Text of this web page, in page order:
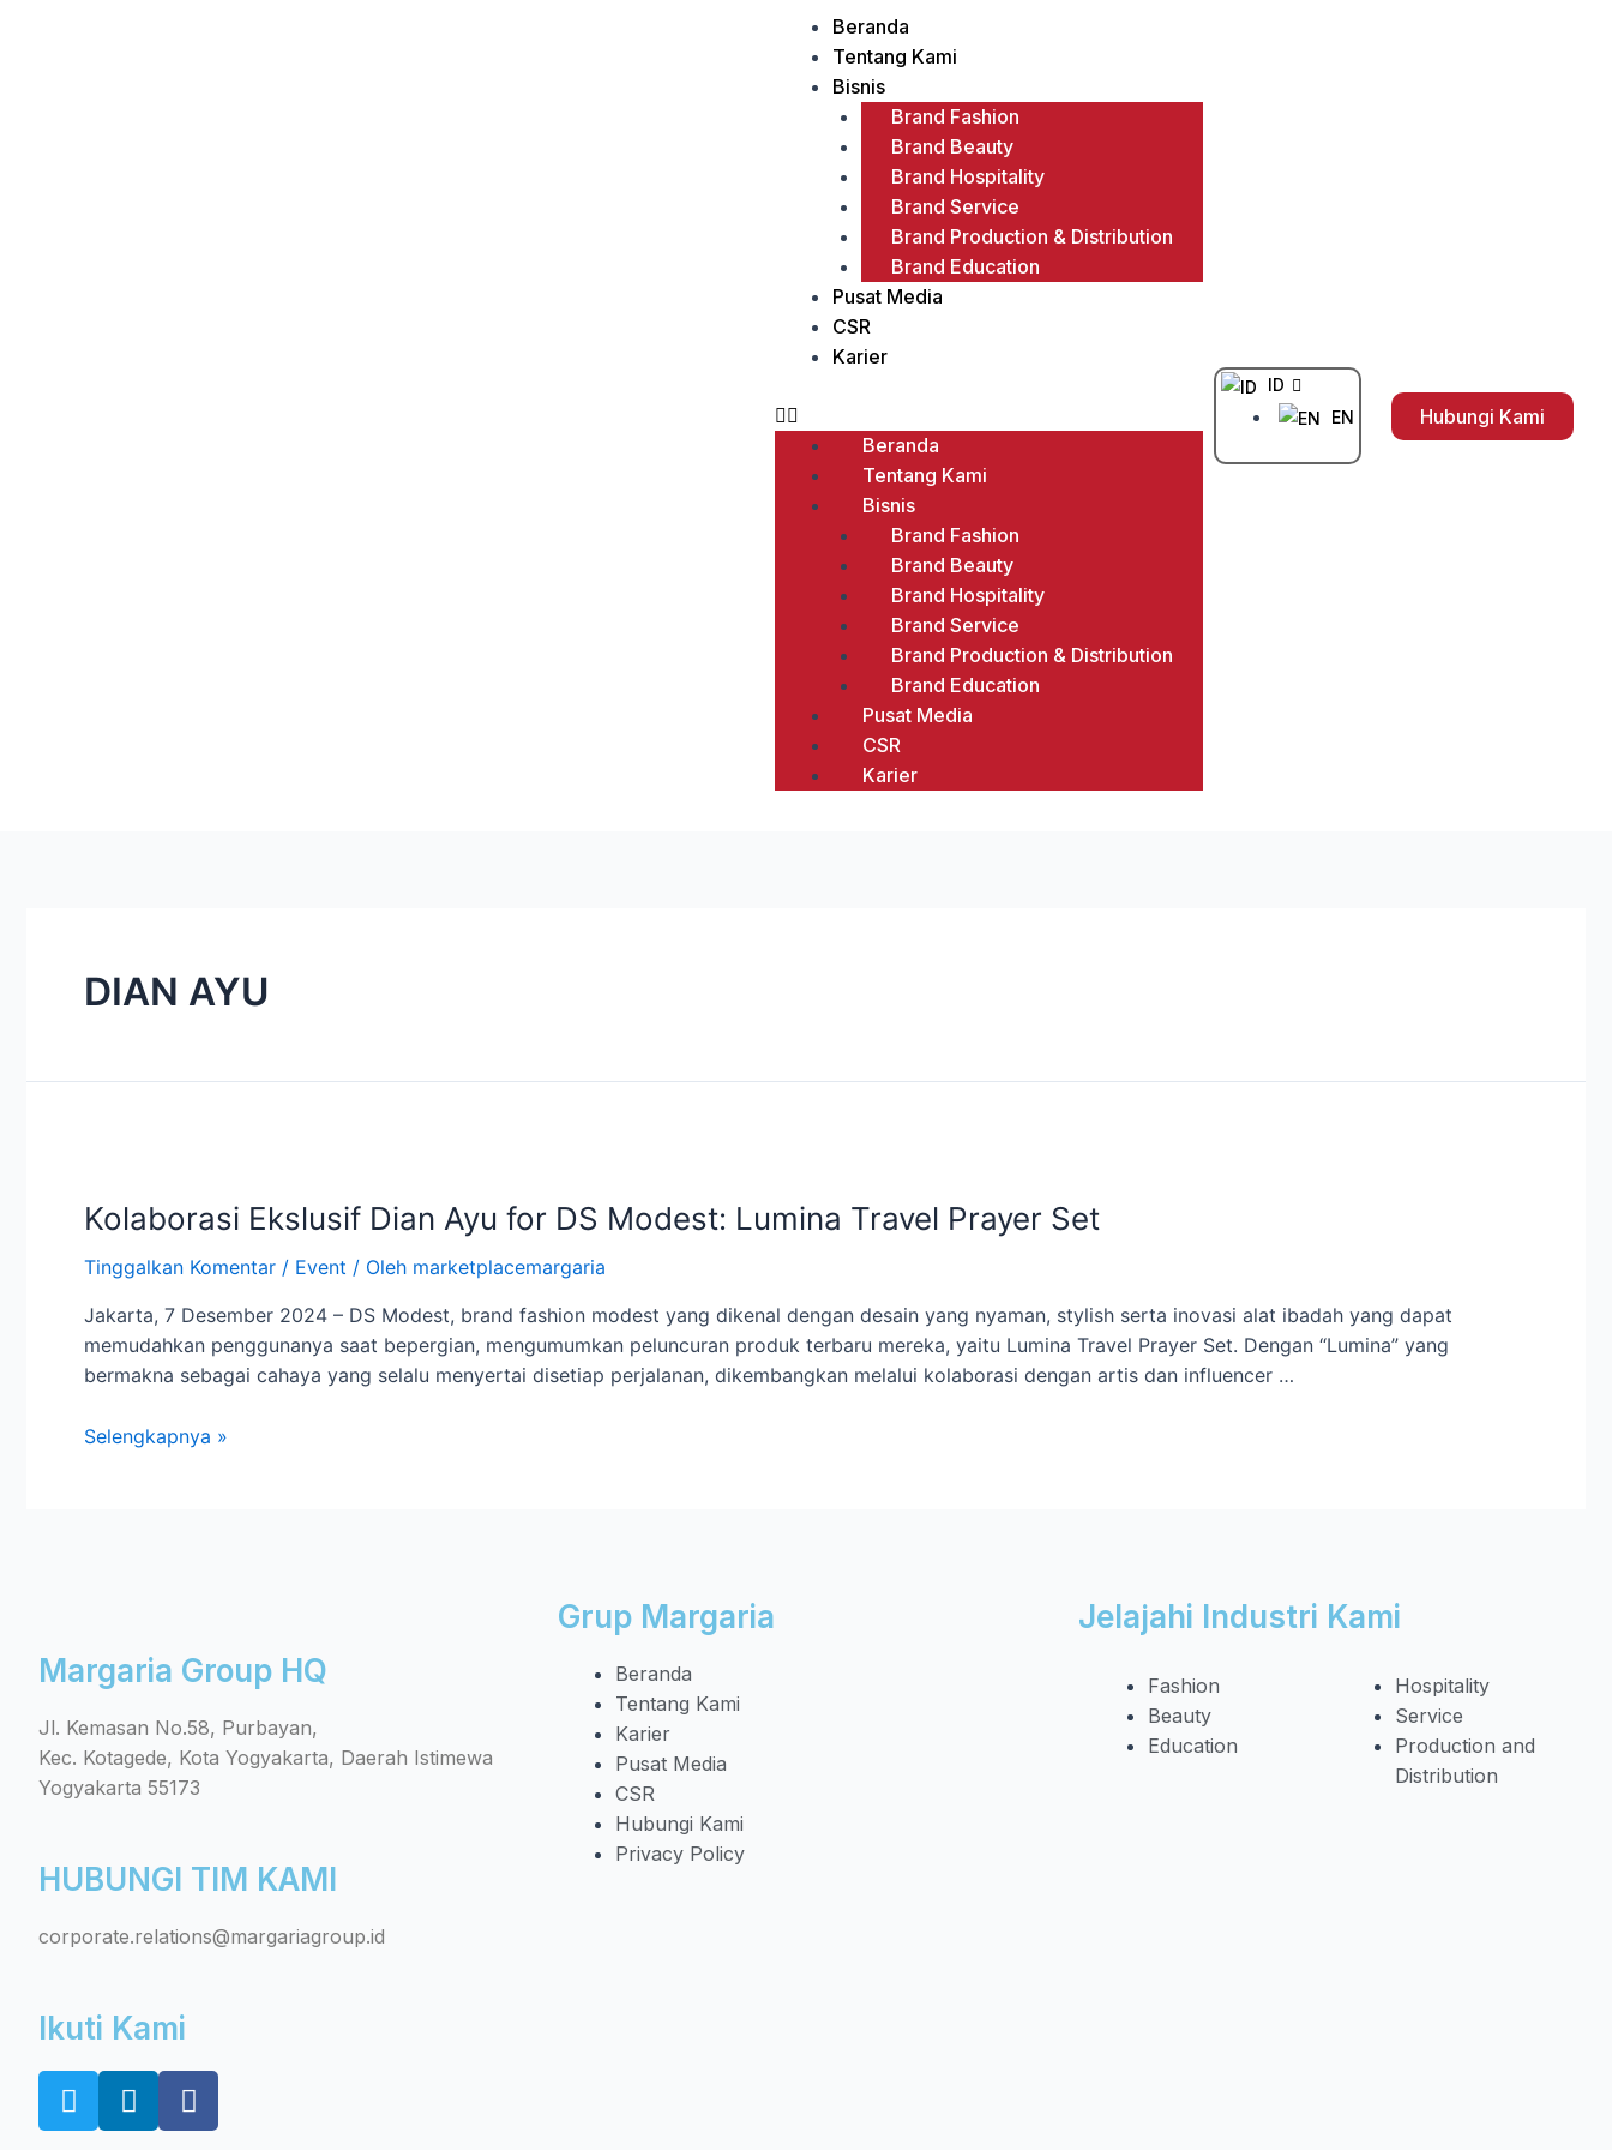
Beranda
Tentang Kami
Bisnis
Brand Fashion
Brand Beauty
Brand Hospitality
Brand Service
Brand Production & Distribution
Brand Education
Pusat Media
CSR
Karier
Menu
Beranda
Tentang Kami
Bisnis
Brand Fashion
Brand Beauty
Brand Hospitality
Brand Service
Brand Production & Distribution
Brand Education
Pusat Media
CSR
Karier
ID
EN
Hubungi Kami
DIAN AYU
Kolaborasi Ekslusif Dian Ayu for DS Modest: Lumina Travel Prayer Set
Tinggalkan Komentar / Event / Oleh marketplacemargaria
Jakarta, 7 Desember 2024 – DS Modest, brand fashion modest yang dikenal dengan desain yang nyaman, stylish serta inovasi alat ibadah yang dapat
memudahkan penggunanya saat bepergian, mengumumkan peluncuran produk terbaru mereka, yaitu Lumina Travel Prayer Set. Dengan “Lumina” yang
bermakna sebagai cahaya yang selalu menyertai disetiap perjalanan, dikembangkan melalui kolaborasi dengan artis dan influencer …
Dian
for
DS
Modest:
Lumina
Prayer
Selengkapnya »
Margaria Group HQ
Jl. Kemasan No.58, Purbayan,
Kec. Kotagede, Kota Yogyakarta, Daerah Istimewa
Yogyakarta 55173
HUBUNGI TIM KAMI
corporate.relations@margariagroup.id
Ikuti Kami
T
w
L
i
F
a
Grup Margaria
Beranda
Tentang Kami
Karier
Pusat Media
CSR
Hubungi Kami
Privacy Policy
Jelajahi Industri Kami
Fashion
Beauty
Education
Hospitality
Service
Production and
Distribution